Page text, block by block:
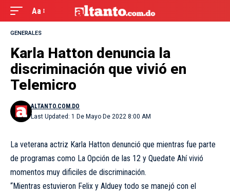
Aa
GENERALES
Karla Hatton denuncia la
discriminación que vivió en
Telemicro
Last Updated: 1 De Mayo De 2022 8:00 AM
ALTANTO.COM.DO
La veterana actriz Karla Hatton denunció que mientras fue parte
de programas como La Opción de las 12 y Quedate Ahí vivió
momentos muy dificiles de discriminación.
“Mientras estuvieron Felix y Alduey todo se manejó con el